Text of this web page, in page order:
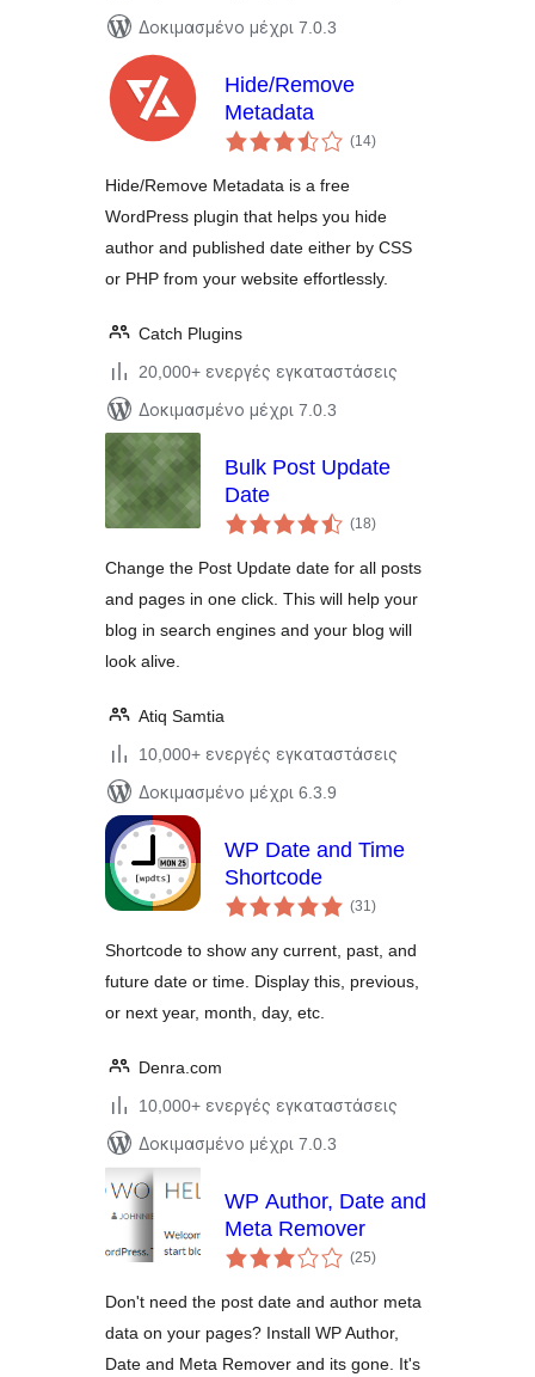
Δοκιμασμένο μέχρι 7.0.3
Hide/Remove
Metadata
(14αξιολογήσεις
σύνολο
)
Hide/Remove Metadata is a free
WordPress plugin that helps you hide
author and published date either by CSS
or PHP from your website effortlessly.
Catch Plugins
20,000+ ενεργές εγκαταστάσεις
Δοκιμασμένο μέχρι 7.0.3
Bulk Post Update
Date
(18αξιολογήσεις
σύνολο
)
Change the Post Update date for all posts
and pages in one click. This will help your
blog in search engines and your blog will
look alive.
Atiq Samtia
10,000+ ενεργές εγκαταστάσεις
Δοκιμασμένο μέχρι 6.3.9
WP Date and Time
Shortcode
(31αξιολογήσεις
σύνολο
)
Shortcode to show any current, past, and
future date or time. Display this, previous,
or next year, month, day, etc.
Denra.com
10,000+ ενεργές εγκαταστάσεις
Δοκιμασμένο μέχρι 7.0.3
WP Author, Date and
Meta Remover
(25αξιολογήσεις
σύνολο
)
Don't need the post date and author meta
data on your pages? Install WP Author,
Date and Meta Remover and its gone. It's